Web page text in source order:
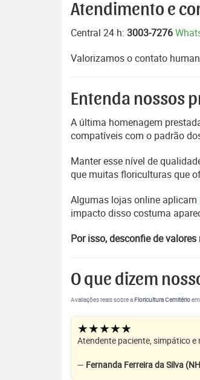
Atendimento e
Central 24 h: 3003-7276
Valorizamos o contato
Entenda nossos
A última homenagem
compatíveis com o padrão
Manter esse nível de
que muitas floriculturas que
Algumas lojas online aplicam
impacto disso costuma
Por isso, desconfie de
O que dizem
Avaliações reais sobre aFloricultura Cemitério
★★★★★
Atendente paciente, simpático
— Fernanda Ferreira da Silva